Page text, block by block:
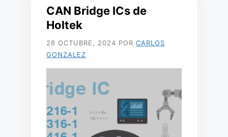
CAN Bridge ICs de
Holtek
28 OCTUBRE, 2024 POR CARLOS
GONZALEZ